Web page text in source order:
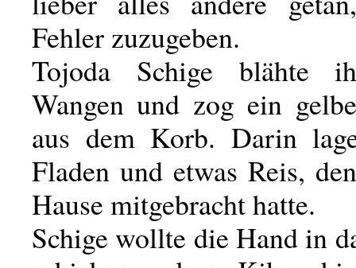
Fehler zuzugeben.
Tojoda Schige blähte
Wangen und zog ein
aus dem Korb. Darin
Fladen und etwas Reis,
Hause mitgebracht hatte.
Schige wollte die Hand in